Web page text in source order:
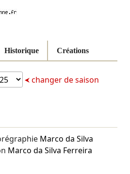
Historique Créations
changer de saison
Marco da Silva
Marco da Silva Ferreira